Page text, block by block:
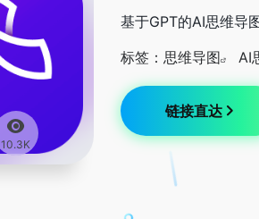
10.3K
基于GPT的AI思维导
标签： 思维导图 AI
链接直达